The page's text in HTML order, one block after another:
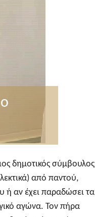
δημοτικός σύμβουλος
από παντού,
ή αν έχει παραδώσει τα
αγώνα. Τον πήρα